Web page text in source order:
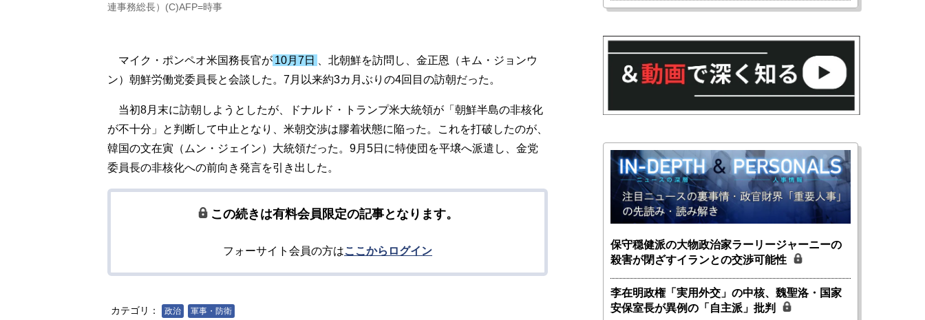
連事務総長）(C)AFP=時事
マイク・ポンペオ米国務長官が 10月7日
、北朝鮮を訪問し、金正恩（キム・ジョンウ
ン）朝鮮労働党委員長と会談した。7月以来約3カ月ぶりの4回目の訪朝だった。
当初8月末に訪朝しようとしたが、ドナルド・トランプ米大統領が「朝鮮半島の非核化
が不十分」と判断して中止となり、米朝交渉は膠着状態に陥った。これを打破したのが、
韓国の文在寅（ムン・ジェイン）大統領だった。9月5日に特使団を平壌へ派遣し、金党
委員長の非核化への前向き発言を引き出した。
この続きは有料会員限定の記事となります。
フォーサイト会員の方はここからログイン
カテゴリ： 政治 軍事・防衛
保守穏健派の大物政治家ラーリージャーニーの
殺害が閉ざすイランとの交渉可能性
李在明政権「実用外交」の中核、魏聖洛・国家
安保室長が異例の「自主派」批判